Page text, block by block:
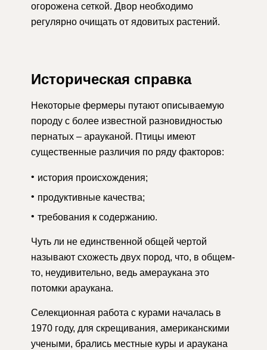
огорожена сеткой. Двор необходимо
регулярно очищать от ядовитых растений.
Историческая справка
Некоторые фермеры путают описываемую
породу с более известной разновидностью
пернатых – арауканой. Птицы имеют
существенные различия по ряду факторов:
история происхождения;
продуктивные качества;
требования к содержанию.
Чуть ли не единственной общей чертой
называют схожесть двух пород, что, в общем-
то, неудивительно, ведь амераукана это
потомки араукана.
Селекционная работа с курами началась в
1970 году, для скрещивания, американскими
учеными, брались местные куры и араукана